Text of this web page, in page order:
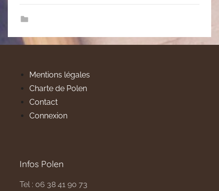
Mentions légales
Charte de Polen
Contact
Connexion
Infos Polen
Tel : 06 38 41 90 73